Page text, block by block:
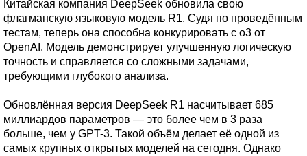
Китайская компания DeepSeek обновила свою
флагманскую языковую модель R1. Судя по проведённым
тестам, теперь она способна конкурировать с o3 от
OpenAI. Модель демонстрирует улучшенную логическую
точность и справляется со сложными задачами,
требующими глубокого анализа.
Обновлённая версия DeepSeek R1 насчитывает 685
миллиардов параметров — это более чем в 3 раза
больше, чем у GPT-3. Такой объём делает её одной из
самых крупных открытых моделей на сегодня. Однако